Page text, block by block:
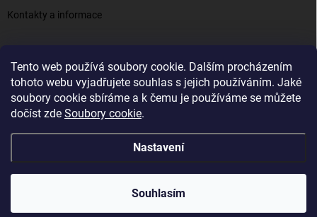
Tento web používá soubory cookie. Dalším procházením
tohoto webu vyjadřujete souhlas s jejich používáním. Jaké
soubory cookie sbíráme a k čemu je používáme se můžete
dočíst zde Soubory cookie.
Nastavení
Souhlasím
Kontakty a informace
Elenys.cz - šperky, kterým věříte už od roku 2016
Vytvořil Shoptet